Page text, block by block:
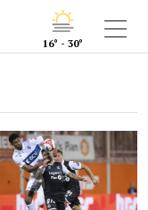
16° - 30°